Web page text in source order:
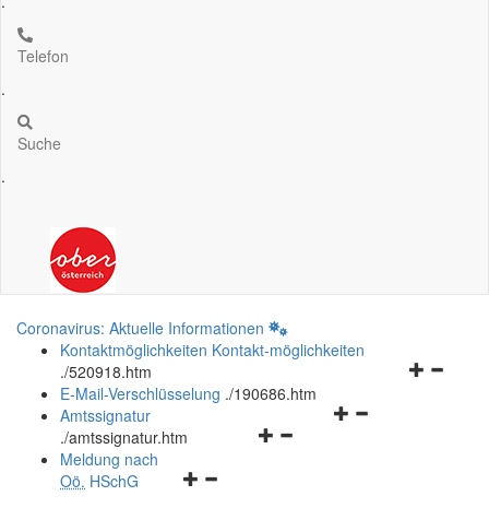
Telefon
.
Suche
.
Coronavirus: Aktuelle Informationen
Kontaktmöglichkeiten Kontakt-möglichkeiten
./520918.htm
Navigationsmenü
E-Mail-Verschlüsselung ./190686.htm
Navigationsmenü
Amtssignatur
./amtssignatur.htm
Navigationsmenü
Meldung nach
Oö. HSchG